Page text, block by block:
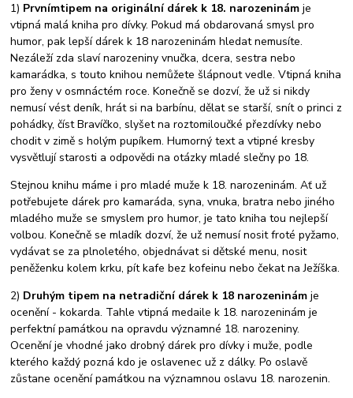
1) Prvnímtipem na originální dárek k 18. narozeninám je
vtipná malá kniha pro dívky. Pokud má obdarovaná smysl pro
humor, pak lepší dárek k 18 narozeninám hledat nemusíte.
Nezáleží zda slaví narozeniny vnučka, dcera, sestra nebo
kamarádka, s touto knihou nemůžete šlápnout vedle. Vtipná kniha
pro ženy v osmnáctém roce. Konečně se dozví, že už si nikdy
nemusí vést deník, hrát si na barbínu, dělat se starší, snít o princi z
pohádky, číst Bravíčko, slyšet na roztomiloučké přezdívky nebo
chodit v zimě s holým pupíkem. Humorný text a vtipné kresby
vysvětlují starosti a odpovědi na otázky mladé slečny po 18.
Stejnou knihu máme i pro mladé muže k 18. narozeninám. Ať už
potřebujete dárek pro kamaráda, syna, vnuka, bratra nebo jiného
mladého muže se smyslem pro humor, je tato kniha tou nejlepší
volbou. Konečně se mladík dozví, že už nemusí nosit froté pyžamo,
vydávat se za plnoletého, objednávat si dětské menu, nosit
peněženku kolem krku, pít kafe bez kofeinu nebo čekat na Ježíška.
2) Druhým tipem na netradiční dárek k 18 narozeninám je
ocenění - kokarda. Tahle vtipná medaile k 18. narozeninám je
perfektní památkou na opravdu významné 18. narozeniny.
Ocenění je vhodné jako drobný dárek pro dívky i muže, podle
kterého každý pozná kdo je oslavenec už z dálky. Po oslavě
zůstane ocenění památkou na významnou oslavu 18. narozenin.